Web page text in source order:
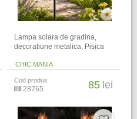
Lampa solara de gradina,
decoratiune metalica, Pisica
CHIC MANIA
Cod produs
28765 85 lei